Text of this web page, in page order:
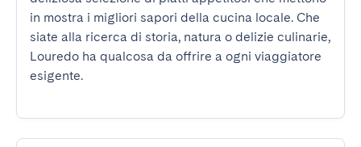
in mostra i migliori sapori della cucina locale. Che
siate alla ricerca di storia, natura o delizie culinarie,
Louredo ha qualcosa da offrire a ogni viaggiatore
esigente.